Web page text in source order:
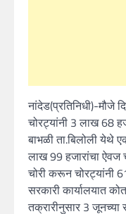
नांदेड(प्रतिनिधी)-मौजे
चोरट्यांनी 3 लाख 68
बाभळी ता.बिलोली येथे
लाख 99 हजारांचा ऐवज
चोरी करून चोरट्यांनी
सरकारी कार्यालयात
तक्रारीनुसार 3 जूनच्या